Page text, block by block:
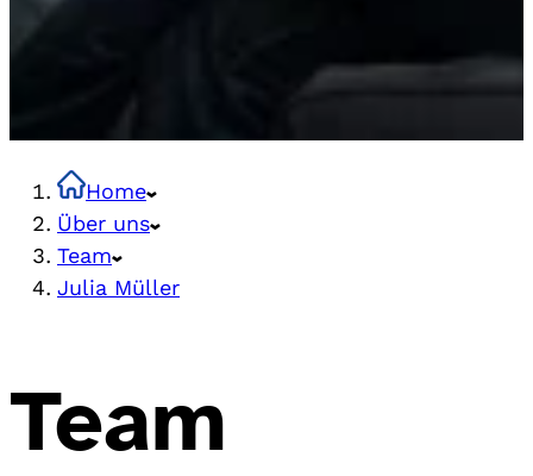
Home
Über uns
Team
Julia Müller
Team